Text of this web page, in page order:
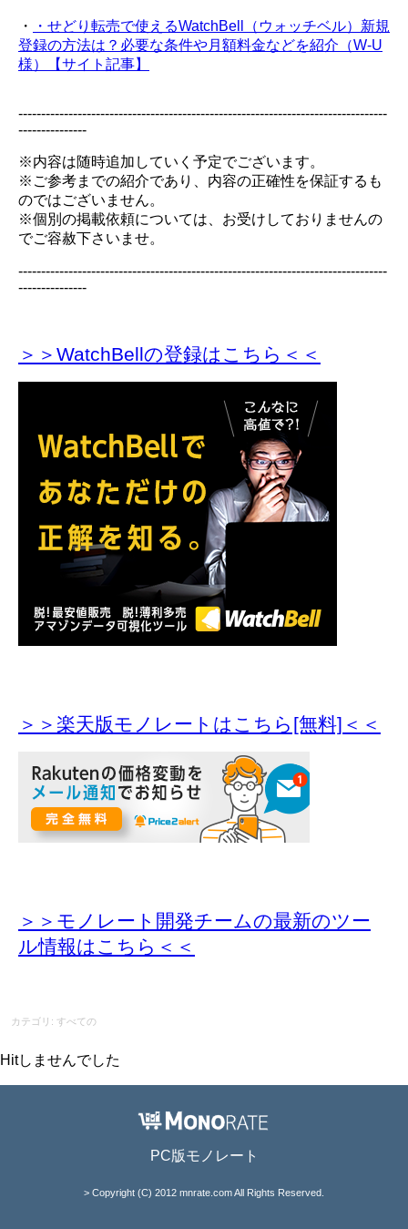
・
・せどり転売で使えるWatchBell（ウォッチベル）新規
登録の方法は？必要な条件や月額料金などを紹介（W-U
様）【サイト記事】
---------------------------------------------------------------------------------
---------------
※内容は随時追加していく予定でございます。
※ご参考までの紹介であり、内容の正確性を保証するも
のではございません。
※個別の掲載依頼については、お受けしておりませんの
でご容赦下さいませ。
---------------------------------------------------------------------------------
---------------
＞＞WatchBellの登録はこちら＜＜
＞＞楽天版モノレートはこちら[無料]＜＜
＞＞モノレート開発チームの最新のツー
ル情報はこちら＜＜
カテゴリ: すべての
Hitしませんでした
PC版モノレート
> Copyright (C) 2012 mnrate.com All Rights Reserved.